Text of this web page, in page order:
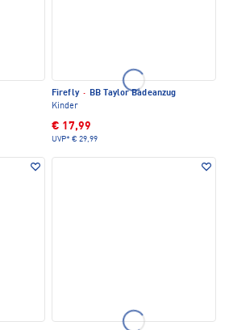
Firefly · BB Taylor Badeanzug
Kinder
€ 17,99
UVP* € 29,99